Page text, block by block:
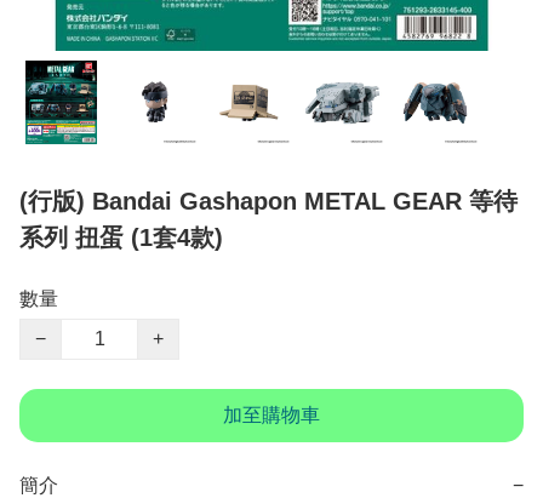
(行版) Bandai Gashapon METAL GEAR 等待
系列 扭蛋 (1套4款)
數量
−
+
加至購物車
簡介 −